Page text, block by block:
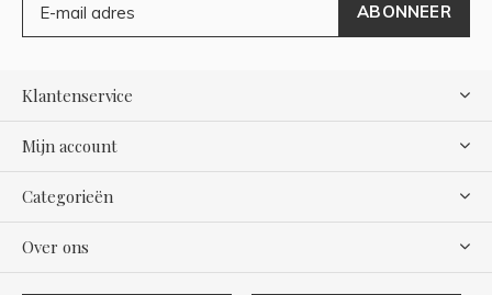
ABONNEER
Klantenservice
Mijn account
Categorieën
Over ons